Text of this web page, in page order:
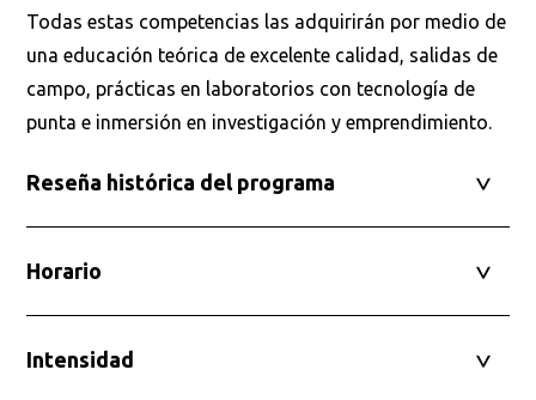
Todas estas competencias las adquirirán por medio de
una educación teórica de excelente calidad, salidas de
campo, prácticas en laboratorios con tecnología de
punta e inmersión en investigación y emprendimiento.
Reseña histórica del programa
Horario
Intensidad